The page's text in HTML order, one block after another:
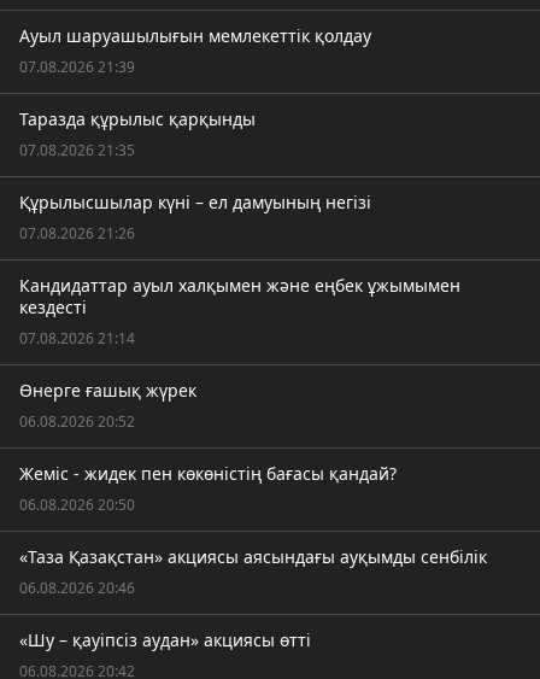
Ауыл шаруашылығын мемлекеттік қолдау
07.08.2026 21:39
Таразда құрылыс қарқынды
07.08.2026 21:35
Құрылысшылар күні – ел дамуының негізі
07.08.2026 21:26
Кандидаттар ауыл халқымен және еңбек ұжымымен
кездесті
07.08.2026 21:14
Өнерге ғашық жүрек
06.08.2026 20:52
Жеміс - жидек пен көкөністің бағасы қандай?
06.08.2026 20:50
«Таза Қазақстан» акциясы аясындағы ауқымды сенбілік
06.08.2026 20:46
«Шу – қауіпсіз аудан» акциясы өтті
06.08.2026 20:42